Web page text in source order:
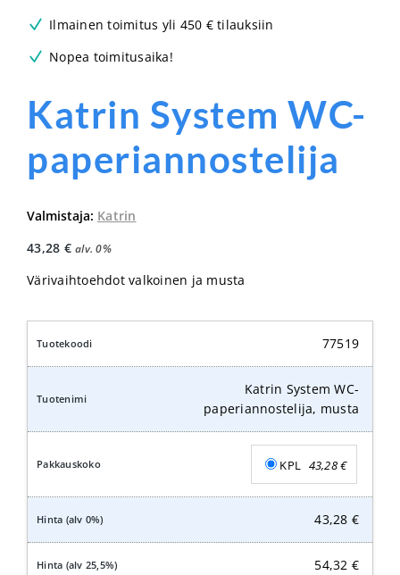
Ilmainen toimitus yli 450 € tilauksiin
Nopea toimitusaika!
Katrin System WC-
paperiannostelija
Valmistaja: Katrin
43,28 € alv. 0%
Värivaihtoehdot valkoinen ja musta
77519
Katrin System WC-
paperiannostelija, musta
KPL 43,28€
43,28 €
54,32 €